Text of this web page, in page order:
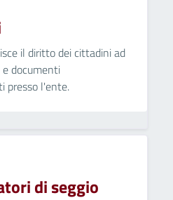
il diritto dei cittadini ad
documenti
presso l'ente.
di seggio